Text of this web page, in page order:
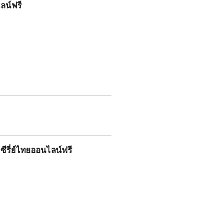
ลน์ฟรี
ซีรี่ย์ไทยออนไลน์ฟรี